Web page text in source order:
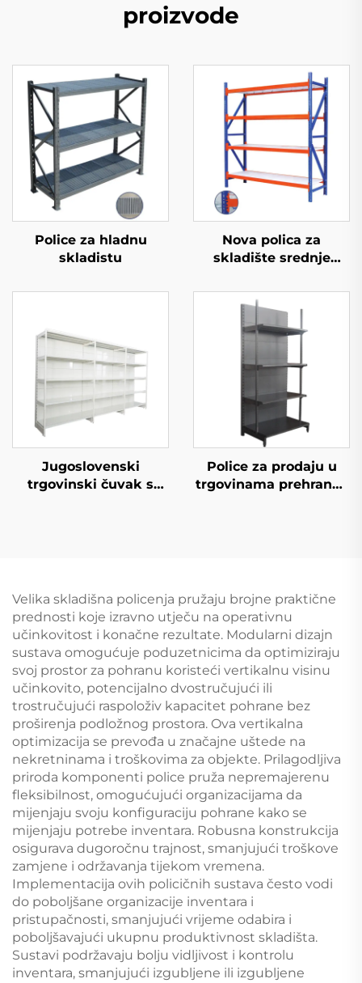
proizvode
Police za hladnu
skladistu
Nova polica za
skladište srednje
Jugoslovenski
trgovinski čuvak s
Police za prodaju u
trgovinama prehrane i
Velika skladišna policenja pružaju brojne praktične
prednosti koje izravno utječu na operativnu
učinkovitost i konačne rezultate. Modularni dizajn
sustava omogućuje poduzetnicima da optimiziraju
svoj prostor za pohranu koristeći vertikalnu visinu
učinkovito, potencijalno dvostručujući ili
trostručujući raspoloživ kapacitet pohrane bez
proširenja podložnog prostora. Ova vertikalna
optimizacija se prevođa u značajne uštede na
nekretninama i troškovima za objekte. Prilagodljiva
priroda komponenti police pruža nepremajerenu
fleksibilnost, omogućujući organizacijama da
mijenjaju svoju konfiguraciju pohrane kako se
mijenjaju potrebe inventara. Robusna konstrukcija
osigurava dugoročnu trajnost, smanjujući troškove
zamjene i održavanja tijekom vremena.
Implementacija ovih policičnih sustava često vodi
do poboljšane organizacije inventara i
pristupačnosti, smanjujući vrijeme odabira i
poboljšavajući ukupnu produktivnost skladišta.
Sustavi podržavaju bolju vidljivost i kontrolu
inventara, smanjujući izgubljene ili izgubljene